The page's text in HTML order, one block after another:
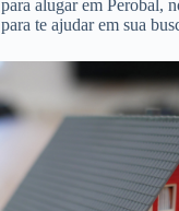
alugar em Perobal,
te ajudar em sua